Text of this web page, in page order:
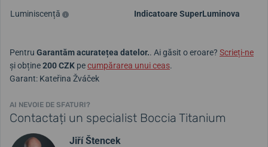
Luminiscență
Indicatoare SuperLuminova
Pentru Garantăm acuratețea datelor.. Ai găsit o eroare? Scrieți-ne
și obține200 CZK pecumpărarea unui ceas.
Garant: Kateřina Žváček
AI NEVOIE DE SFATURI?
Contactați un specialist Boccia Titanium
Jiří Štencek